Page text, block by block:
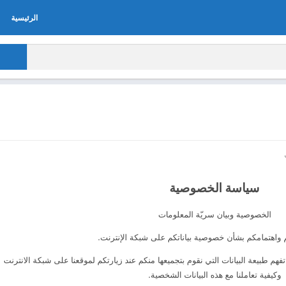
الرئيسية
سياسة الخصوصية
الخصوصية وبيان سريّة المعلومات
واهتمامكم بشأن خصوصية بياناتكم على شبكة الإنترنت.
طبيعة البيانات التي نقوم بتجميعها منكم عند زيارتكم لموقعنا على شبكة الانترنت
وكيفية تعاملنا مع هذه البيانات الشخصية.